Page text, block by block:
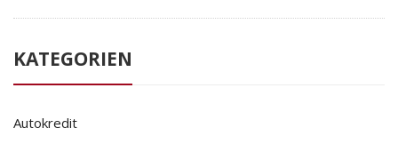
KATEGORIEN
Autokredit